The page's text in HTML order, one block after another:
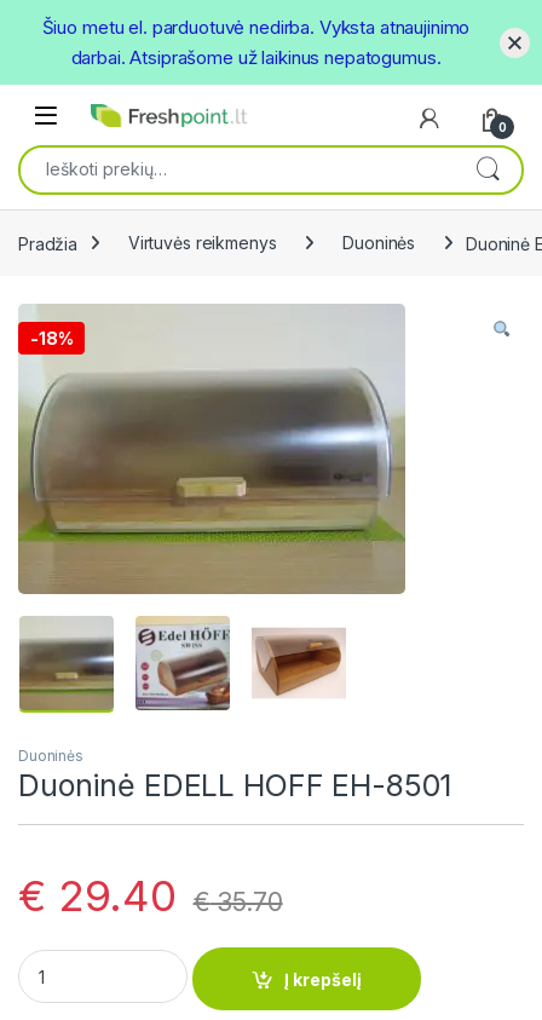
Open
0
Ieškoti:
Pradžia Virtuvės reikmenys Duoninės Duoninė
-18%
Duoninės
Duoninė EDELL HOFF EH-8501
€ 29.40 €35.70
Duoninė EDELL HOFF EH-8501 quantity
Į krepšelį
Šiuo metu el. parduotuvė nedirba. Vyksta atnaujinimo
darbai. Atsiprašome už laikinus nepatogumus.